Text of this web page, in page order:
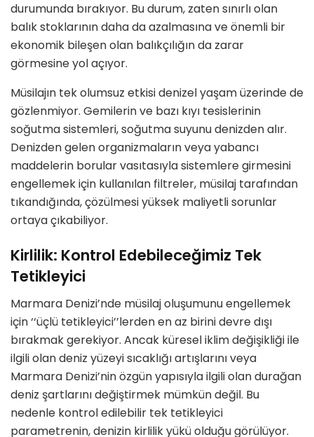
durumunda bırakıyor. Bu durum, zaten sınırlı olan
balık stoklarının daha da azalmasına ve önemli bir
ekonomik bileşen olan balıkçılığın da zarar
görmesine yol açıyor.
Müsilajın tek olumsuz etkisi denizel yaşam üzerinde de
gözlenmiyor. Gemilerin ve bazı kıyı tesislerinin
soğutma sistemleri, soğutma suyunu denizden alır.
Denizden gelen organizmaların veya yabancı
maddelerin borular vasıtasıyla sistemlere girmesini
engellemek için kullanılan filtreler, müsilaj tarafından
tıkandığında, çözülmesi yüksek maliyetli sorunlar
ortaya çıkabiliyor.
Kirlilik: Kontrol Edebileceğimiz Tek
Tetikleyici
Marmara Denizi’nde müsilaj oluşumunu engellemek
için ‘‘üçlü tetikleyici’’lerden en az birini devre dışı
bırakmak gerekiyor. Ancak küresel iklim değişikliği ile
ilgili olan deniz yüzeyi sıcaklığı artışlarını veya
Marmara Denizi’nin özgün yapısıyla ilgili olan durağan
deniz şartlarını değiştirmek mümkün değil. Bu
nedenle kontrol edilebilir tek tetikleyici
parametrenin, denizin kirlilik yükü olduğu görülüyor.